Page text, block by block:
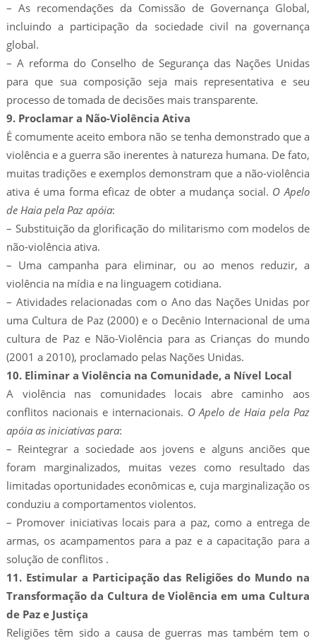
– As recomendações da Comissão de Governança Global,
incluindo a participação da sociedade civil na governança
global.
– A reforma do Conselho de Segurança das Nações Unidas
para que sua composição seja mais representativa e seu
processo de tomada de decisões mais transparente.
9. Proclamar a Não-Violência Ativa
É comumente aceito embora não se tenha demonstrado que a
violência e a guerra são inerentes à natureza humana. De fato,
muitas tradições e exemplos demonstram que a não-violência
ativa é uma forma eficaz de obter a mudança social. O Apelo
de Haia pela Paz apóia:
– Substituição da glorificação do militarismo com modelos de
não-violência ativa.
– Uma campanha para eliminar, ou ao menos reduzir, a
violência na mídia e na linguagem cotidiana.
– Atividades relacionadas com o Ano das Nações Unidas por
uma Cultura de Paz (2000) e o Decênio Internacional de uma
cultura de Paz e Não-Violência para as Crianças do mundo
(2001 a 2010), proclamado pelas Nações Unidas.
10. Eliminar a Violência na Comunidade, a Nível Local
A violência nas comunidades locais abre caminho aos
conflitos nacionais e internacionais. O Apelo de Haia pela Paz
apóia as iniciativas para:
– Reintegrar a sociedade aos jovens e alguns anciões que
foram marginalizados, muitas vezes como resultado das
limitadas oportunidades econômicas e, cuja marginalização os
conduziu a comportamentos violentos.
– Promover iniciativas locais para a paz, como a entrega de
armas, os acampamentos para a paz e a capacitação para a
solução de conflitos .
11. Estimular a Participação das Religiões do Mundo na
Transformação da Cultura de Violência em uma Cultura
de Paz e Justiça
Religiões têm sido a causa de guerras mas também tem o